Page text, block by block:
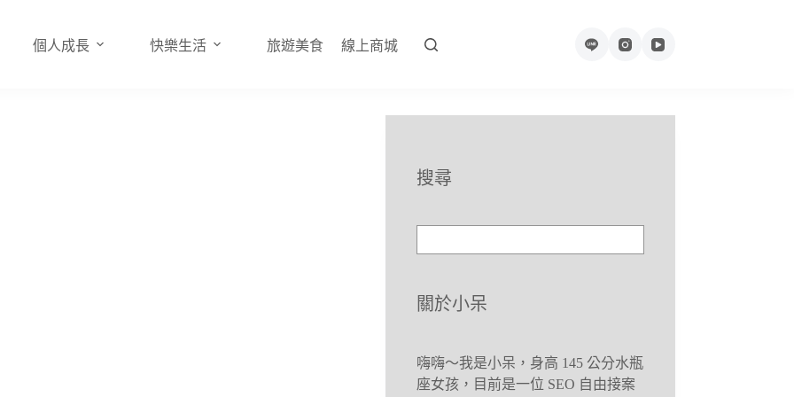
個人成長 快樂生活 旅遊美食 線上商城
搜尋
關於小呆
嗨嗨～我是小呆，身高 145 公分水瓶
座女孩，目前是一位 SEO 自由接案